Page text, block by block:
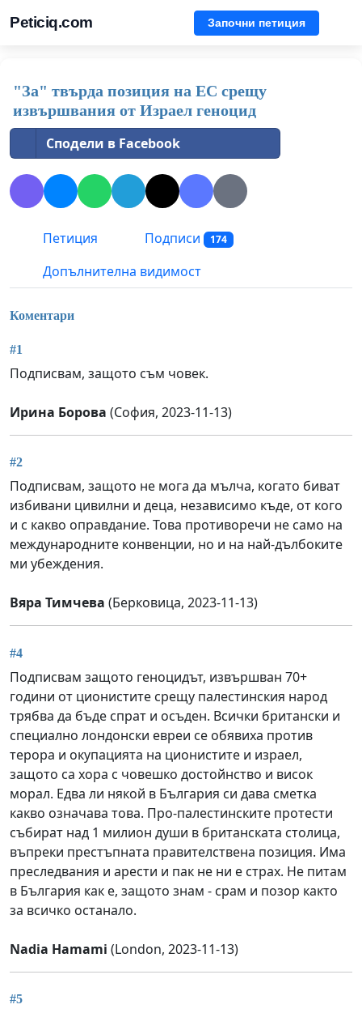
Peticiq.com Започни петиция
"За" твърда позиция на ЕС срещу
извършвания от Израел геноцид
Сподели в Facebook
Петиция Подписи 174
Допълнителна видимост
Коментари
#1
Подписвам, защото съм човек.
Ирина Борова (София, 2023-11-13)
#2
Подписвам, защото не мога да мълча, когато биват
избивани цивилни и деца, независимо къде, от кого
и с какво оправдание. Това противоречи не само на
международните конвенции, но и на най-дълбоките
ми убеждения.
Вяра Тимчева (Берковица, 2023-11-13)
#4
Подписвам защото геноцидът, извършван 70+
години от ционистите срещу палестинския народ
трябва да бъде спрат и осъден. Всички британски и
специално лондонски евреи се обявиха против
терора и окупацията на ционистите и израел,
защото са хора с човешко достойнство и висок
морал. Едва ли някой в България си дава сметка
какво означава това. Про-палестинските протести
събират над 1 милион души в британската столица,
въпреки престъпната правителствена позиция. Има
преследвания и арести и пак не ни е страх. Не питам
в България как е, защото знам - срам и позор както
за всичко останало.
Nadia Hamami (London, 2023-11-13)
#5